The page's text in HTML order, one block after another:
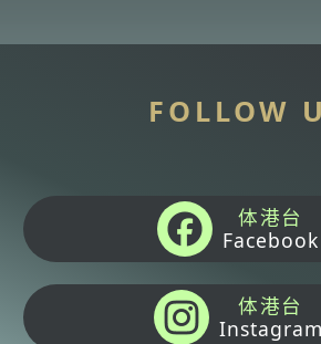
FOLLOW
体港台
Facebook
体港台
Instagram